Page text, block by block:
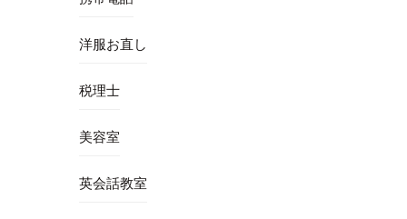
洋服お直し
税理士
美容室
英会話教室